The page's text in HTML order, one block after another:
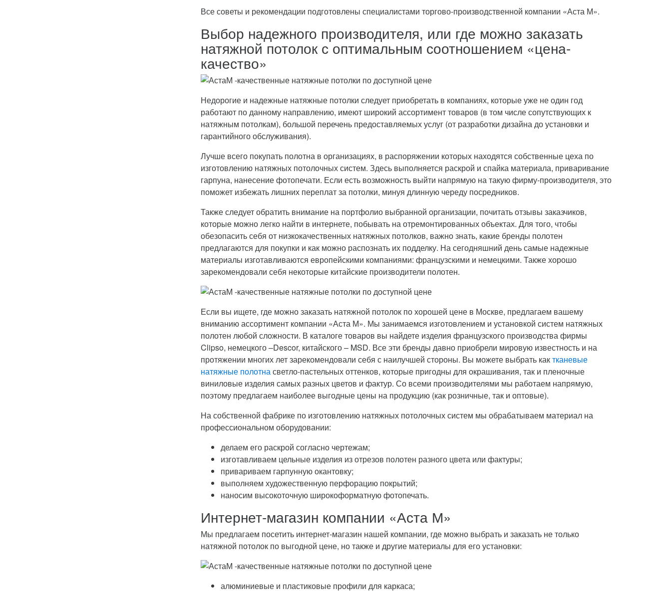
Все советы и рекомендации подготовлены специалистами торгово-производственной компании «Аста М».
Выбор надежного производителя, или где можно заказать
натяжной потолок с оптимальным соотношением «цена-
качество»
Недорогие и надежные натяжные потолки следует приобретать в компаниях, которые уже не один год
работают по данному направлению, имеют широкий ассортимент товаров (в том числе сопутствующих к
натяжным потолкам), большой перечень предоставляемых услуг (от разработки дизайна до установки и
гарантийного обслуживания).
Лучше всего покупать полотна в организациях, в распоряжении которых находятся собственные цеха по
изготовлению натяжных потолочных систем. Здесь выполняется раскрой и спайка материала, приваривание
гарпуна, нанесение фотопечати. Если есть возможность выйти напрямую на такую фирму-производителя, это
поможет избежать лишних переплат за потолки, минуя длинную череду посредников.
Также следует обратить внимание на портфолио выбранной организации, почитать отзывы заказчиков,
которые можно легко найти в интернете, побывать на отремонтированных объектах. Для того, чтобы
обезопасить себя от низкокачественных натяжных потолков, важно знать, какие бренды полотен
предлагаются для покупки и как можно распознать их подделку. На сегодняшний день самые надежные
материалы изготавливаются европейскими компаниями: французскими и немецкими. Также хорошо
зарекомендовали себя некоторые китайские производители полотен.
Если вы ищете, где можно заказать натяжной потолок по хорошей цене в Москве, предлагаем вашему
вниманию ассортимент компании «Аста М». Мы занимаемся изготовлением и установкой систем натяжных
полотен любой сложности. В каталоге товаров вы найдете изделия французского производства фирмы
Clipso, немецкого –Descor, китайского – MSD. Все эти бренды давно приобрели мировую известность и на
протяжении многих лет зарекомендовали себя с наилучшей стороны. Вы можете выбрать кактканевые
натяжные полотнасветло-пастельных оттенков, которые пригодны для окрашивания, так и пленочные
виниловые изделия самых разных цветов и фактур. Со всеми производителями мы работаем напрямую,
поэтому предлагаем наиболее выгодные цены на продукцию (как розничные, так и оптовые).
На собственной фабрике по изготовлению натяжных потолочных систем мы обрабатываем материал на
профессиональном оборудовании:
делаем его раскрой согласно чертежам;
изготавливаем цельные изделия из отрезов полотен разного цвета или фактуры;
привариваем гарпунную окантовку;
выполняем художественную перфорацию покрытий;
наносим высокоточную широкоформатную фотопечать.
Интернет-магазин компании «Аста М»
Мы предлагаем посетить интернет-магазин нашей компании, где можно выбрать и заказать не только
натяжной потолок по выгодной цене, но также и другие материалы для его установки:
алюминиевые и пластиковые профили для каркаса;